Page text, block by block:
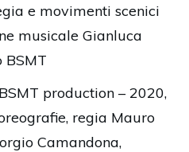
e movimenti scenici
musicale Gianluca
BSMT
BSMT production – 2020,
regia Mauro
Camandona,